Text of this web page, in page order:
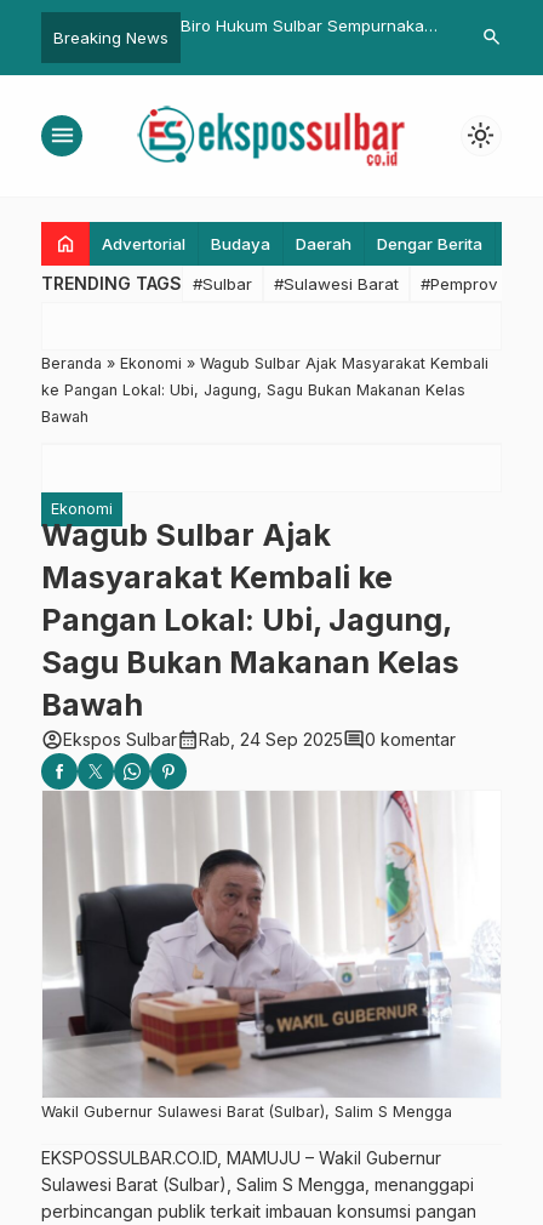
Breaking News
SPBE 2025
SDK Beri Peringatan Keras ke
Melawan Kemiskinan Ekstrem di
Kapolda
Perkuat
search
menu light_mode
home Advertorial Budaya Daerah Dengar Berita
TRENDING TAGS #Sulbar #Sulawesi Barat #Pemprov
Beranda » Ekonomi » Wagub Sulbar Ajak Masyarakat Kembali
ke Pangan Lokal: Ubi, Jagung, Sagu Bukan Makanan Kelas
Bawah
Ekonomi
Wagub Sulbar Ajak
Masyarakat Kembali ke
Pangan Lokal: Ubi, Jagung,
Sagu Bukan Makanan Kelas
Bawah
account_circleEkspos Sulbarcalendar_monthRab, 24 Sep 2025comment0 komentar
Wakil Gubernur Sulawesi Barat (Sulbar), Salim S Mengga
EKSPOSSULBAR.CO.ID, MAMUJU – Wakil Gubernur
Sulawesi Barat (Sulbar), Salim S Mengga, menanggapi
perbincangan publik terkait imbauan konsumsi pangan